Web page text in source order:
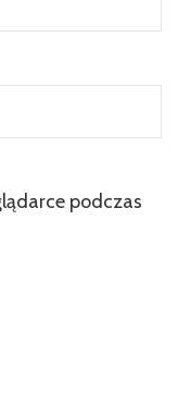
podczas